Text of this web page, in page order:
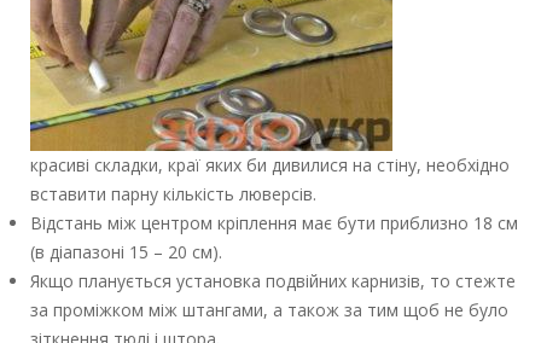
красиві складки, краї яких би дивилися на стіну, необхідно
вставити парну кількість люверсів.
Відстань між центром кріплення має бути приблизно 18 см
(в діапазоні 15 – 20 см).
Якщо планується установка подвійних карнизів, то стежте
за проміжком між штангами, а також за тим щоб не було